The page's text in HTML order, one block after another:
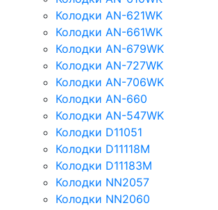
Колодки AN-621WK
Колодки AN-661WK
Колодки AN-679WK
Колодки AN-727WK
Колодки AN-706WK
Колодки AN-660
Колодки AN-547WK
Колодки D11051
Колодки D11118M
Колодки D11183M
Колодки NN2057
Колодки NN2060